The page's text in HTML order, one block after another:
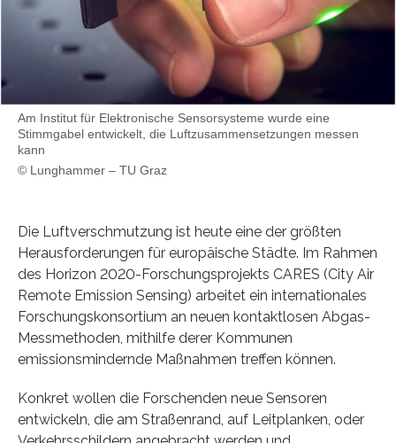
Am Institut für Elektronische Sensorsysteme wurde eine
Stimmgabel entwickelt, die Luftzusammensetzungen messen
kann
© Lunghammer – TU Graz
Die Luftverschmutzung ist heute eine der größten
Herausforderungen für europäische Städte. Im Rahmen
des Horizon 2020-Forschungsprojekts CARES (City Air
Remote Emission Sensing) arbeitet ein internationales
Forschungskonsortium an neuen kontaktlosen Abgas-
Messmethoden, mithilfe derer Kommunen
emissionsmindernde Maßnahmen treffen können.
Konkret wollen die Forschenden neue Sensoren
entwickeln, die am Straßenrand, auf Leitplanken, oder